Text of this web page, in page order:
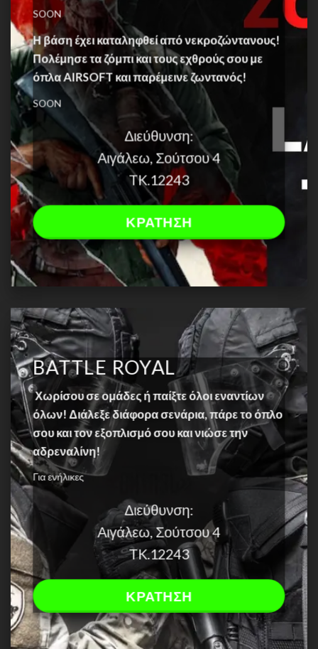
SOON
Η βάση έχει καταληφθεί από νεκροζώντανους!
Πολέμησε τα ζόμπι και τους εχθρούς σου με
όπλα AIRSOFT και παρέμεινε ζωντανός!
SOON
Διεύθυνση:
Αιγάλεω, Σούτσου 4
TK.12243
ΚΡΑΤΗΣΗ
BATTLE ROYAL
Χωρίσου σε ομάδες ή παίξτε όλοι εναντίων
όλων! Διάλεξε διάφορα σενάρια, πάρε το όπλο
σου και τον εξοπλισμό σου και νιώσε την
αδρεναλίνη!
Για ενήλικες
Διεύθυνση:
Αιγάλεω, Σούτσου 4
TK.12243
ΚΡΑΤΗΣΗ